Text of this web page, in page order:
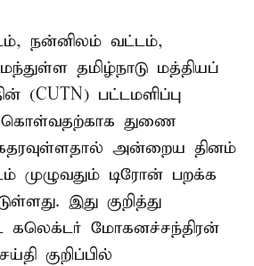
நன்னிலம் வட்டம்,
தமிழ்நாடு மத்தியப்
(CUTN) பட்டமளிப்பு
கொள்வதற்காக துணை
அன்றைய தினம்
முழுவதும் டிரோன் பறக்க
இது குறித்து
கலெக்டர் மோகனச்சந்திரன்
குறிப்பில்